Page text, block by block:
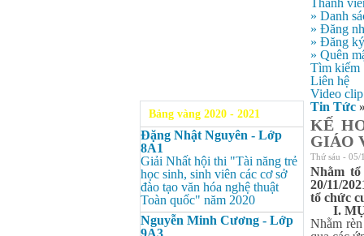
Thành
» Danh
» Đăng
» Đăng ký
» Quên
Tìm kiếm
Liên hệ
Video clip
Bảng vàng 2020 - 2021
Đặng Nhật Nguyên - Lớp
8A1
Giải Nhất hội thi "Tài năng trẻ
học sinh, sinh viên các cơ sở
đào tạo văn hóa nghệ thuật
Toàn quốc" năm 2020
Nguyễn Minh Cương - Lớp
9A3
Tin Tức »
KẾ
GIÁO
Thứ sáu - 05/
Nhằm
20/11/
tổ chức
I.
Nhằm